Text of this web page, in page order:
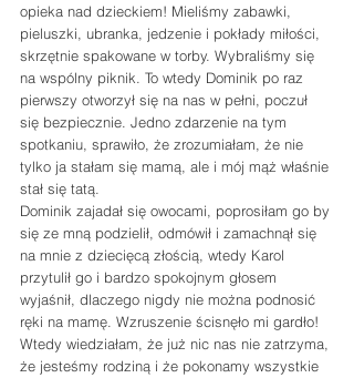
opieka nad dzieckiem! Mieliśmy zabawki,
pieluszki, ubranka, jedzenie i pokłady miłości,
skrzętnie spakowane w torby. Wybraliśmy się
na wspólny piknik. To wtedy Dominik po raz
pierwszy otworzył się na nas w pełni, poczuł
się bezpiecznie. Jedno zdarzenie na tym
spotkaniu, sprawiło, że zrozumiałam, że nie
tylko ja stałam się mamą, ale i mój mąż właśnie
stał się tatą.
Dominik zajadał się owocami, poprosiłam go by
się ze mną podzielił, odmówił i zamachnął się
na mnie z dziecięcą złością, wtedy Karol
przytulił go i bardzo spokojnym głosem
wyjaśnił, dlaczego nigdy nie można podnosić
ręki na mamę. Wzruszenie ścisnęło mi gardło!
Wtedy wiedziałam, że już nic nas nie zatrzyma,
że jesteśmy rodziną i że pokonamy wszystkie